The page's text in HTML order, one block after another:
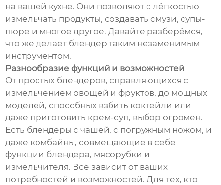
на вашей кухне. Они позволяют с лёгкостью
измельчать продукты, создавать смузи, супы-
пюре и многое другое. Давайте разберёмся,
что же делает блендер таким незаменимым
инструментом.
Разнообразие функций и возможностей
От простых блендеров, справляющихся с
измельчением овощей и фруктов, до мощных
моделей, способных взбить коктейли или
даже приготовить крем-суп, выбор огромен.
Есть блендеры с чашей, с погружным ножом, и
даже комбайны, совмещающие в себе
функции блендера, мясорубки и
измельчителя. Всё зависит от ваших
потребностей и возможностей. Для тех, кто